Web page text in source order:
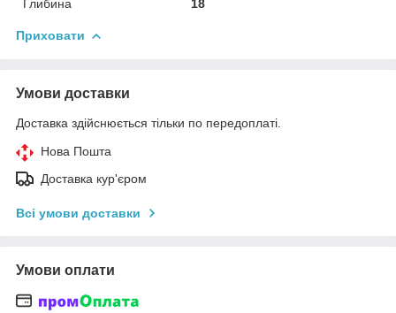
Глибина
18
Приховати
Умови доставки
Доставка здійснюється тільки по передоплаті.
Нова Пошта
Доставка кур'єром
Всі умови доставки
Умови оплати